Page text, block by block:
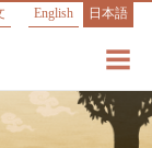
日本語
English